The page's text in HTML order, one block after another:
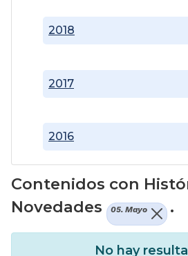
2016
2017
2018
Contenidos con
Novedades
05. Mayo .
No hay